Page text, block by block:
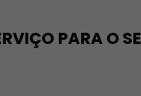
PARA O